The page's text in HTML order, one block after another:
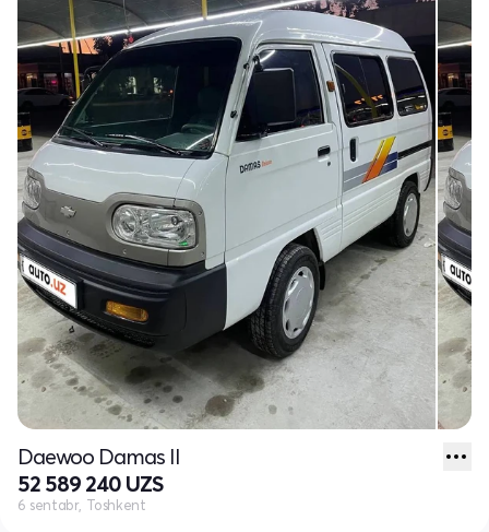
Daewoo Damas II
52 589 240 UZS
6 sentabr, Toshkent